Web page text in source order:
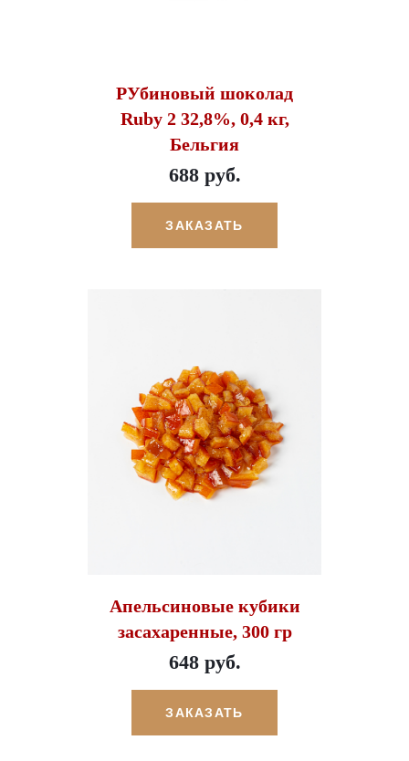
РУбиновый шоколад
Ruby 2 32,8%, 0,4 кг,
Бельгия
688 руб.
ЗАКАЗАТЬ
Апельсиновые кубики
засахаренные, 300 гр
648 руб.
ЗАКАЗАТЬ